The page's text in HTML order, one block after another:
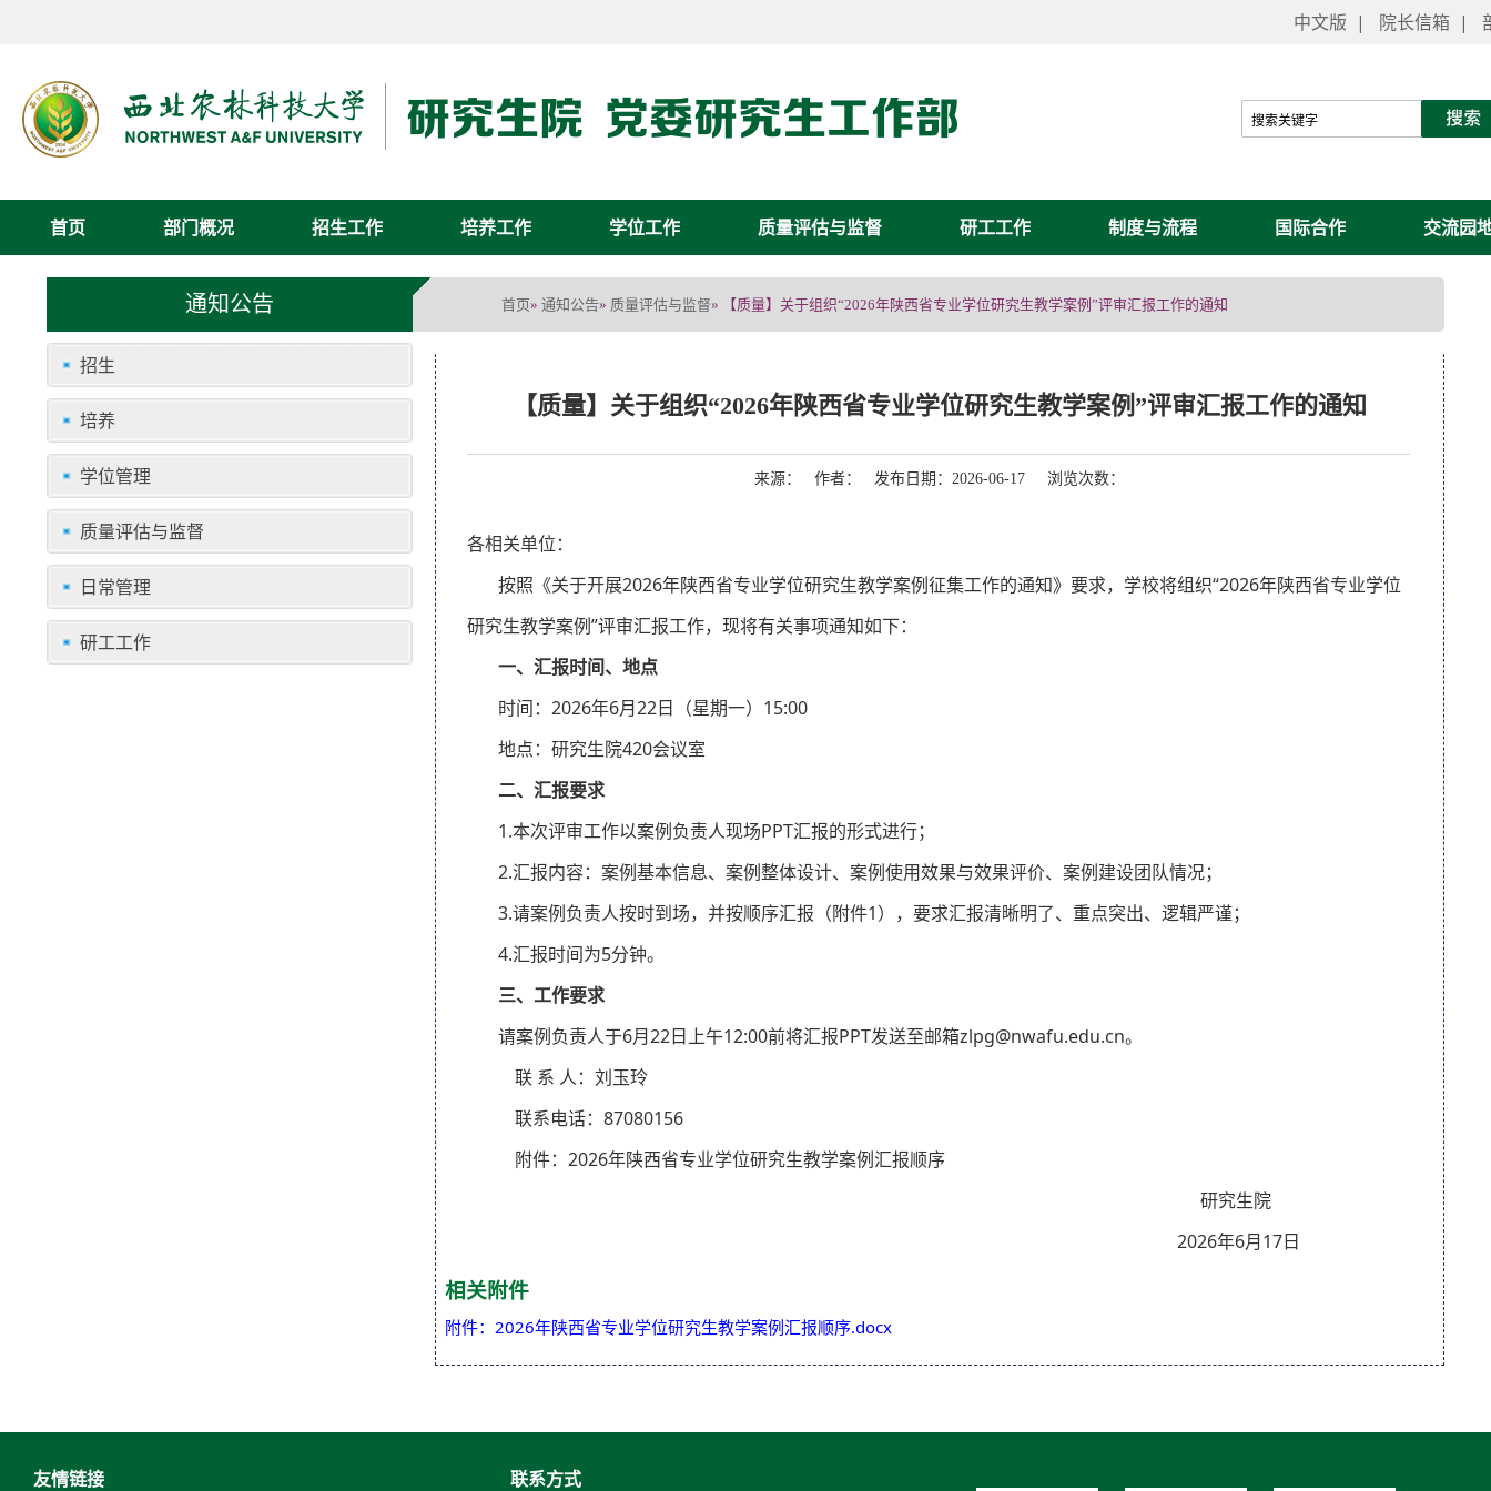
中文版 | 院长信箱 |
首页 部门概况 招生工作 培养工作 学位工作 质量评估与监督 研工工作 制度与流程 国际合作 交流园
通知公告 首页» 通知公告» 质量评估与监督» 【质量】关于组织“2026年陕西省专业学位研究生教学案例”评审汇报工作的通知
招生
培养
学位管理
质量评估与监督
日常管理
研工工作
【质量】关于组织“2026年陕西省专业学位研究生教学案例”评审汇报工作的通知
来源： 作者： 发布日期：2026-06-17 浏览次数：
各相关单位：
按照《关于开展2026年陕西省专业学位研究生教学案例征集工作的通知》要求，学校将组织“2026年陕西省专业学位
研究生教学案例”评审汇报工作，现将有关事项通知如下：
一、汇报时间、地点
时间：2026年6月22日（星期一）15:00
地点：研究生院420会议室
二、汇报要求
1.本次评审工作以案例负责人现场PPT汇报的形式进行；
2.汇报内容：案例基本信息、案例整体设计、案例使用效果与效果评价、案例建设团队情况；
3.请案例负责人按时到场，并按顺序汇报（附件1），要求汇报清晰明了、重点突出、逻辑严谨；
4.汇报时间为5分钟。
三、工作要求
请案例负责人于6月22日上午12:00前将汇报PPT发送至邮箱zlpg@nwafu.edu.cn。
联 系 人：刘玉玲
联系电话：87080156
附件：2026年陕西省专业学位研究生教学案例汇报顺序
研究生院
2026年6月17日
相关附件
附件：2026年陕西省专业学位研究生教学案例汇报顺序.docx
友情链接 联系方式